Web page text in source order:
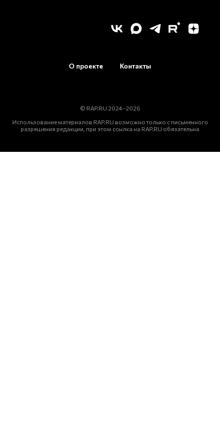
О проекте Контакты
© RAP.RU 2024–2026
Использование материалов RAP.RU возможно только с письменного
разрешения редакции, при этом ссылка на RAP.RU обязательна